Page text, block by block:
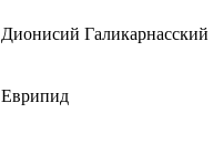
Дионисий Галикарнасский
Еврипид